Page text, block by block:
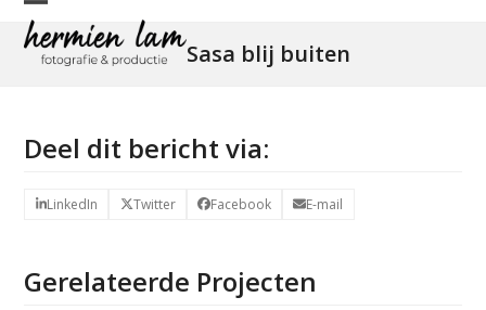
Skip
content
Open
mobile
Close
mobile
Sasa blij buiten
Deel dit bericht via:
LinkedIn Twitter Facebook E-mail
Gerelateerde Projecten